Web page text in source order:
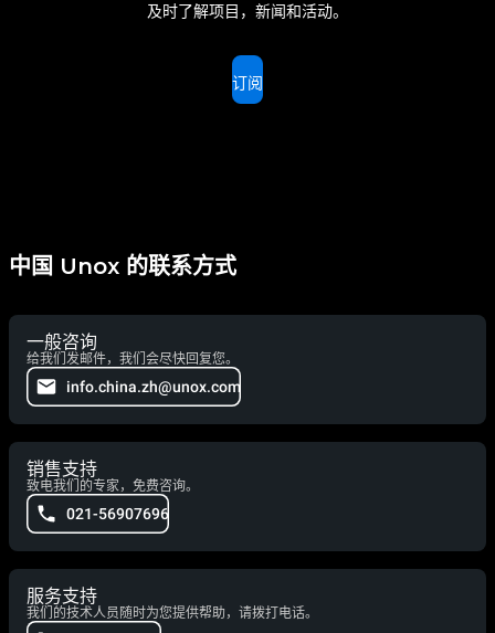
及时了解项目，新闻和活动。
订阅
中国 Unox 的联系方式
一般咨询
给我们发邮件，我们会尽快回复您。
info.china.zh@unox.com
销售支持
致电我们的专家，免费咨询。
021-56907696
服务支持
我们的技术人员随时为您提供帮助，请拨打电话。